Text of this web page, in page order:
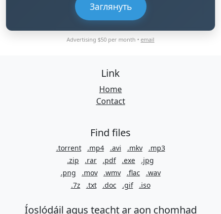
Заглянуть
Advertising $50 per month • email
Link
Home
Contact
Find files
.torrent .mp4 .avi .mkv
.mp3
.zip
.rar .pdf .exe
.jpg
.png
.mov .wmv .flac
.wav
.7z
.txt .doc .gif .iso
Íoslódáil agus teacht ar aon chomhad